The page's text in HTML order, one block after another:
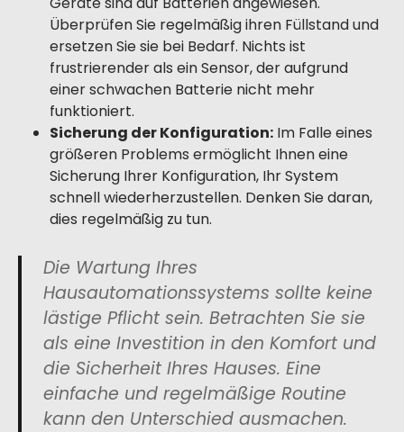
Überprüfen Sie regelmäßig ihren Füllstand und
ersetzen Sie sie bei Bedarf. Nichts ist
frustrierender als ein Sensor, der aufgrund
einer schwachen Batterie nicht mehr
funktioniert.
Sicherung der Konfiguration: Im Falle eines
größeren Problems ermöglicht Ihnen eine
Sicherung Ihrer Konfiguration, Ihr System
schnell wiederherzustellen. Denken Sie daran,
dies regelmäßig zu tun.
Die Wartung Ihres
Hausautomationssystems sollte keine
lästige Pflicht sein. Betrachten Sie sie
als eine Investition in den Komfort und
die Sicherheit Ihres Hauses. Eine
einfache und regelmäßige Routine
kann den Unterschied ausmachen.